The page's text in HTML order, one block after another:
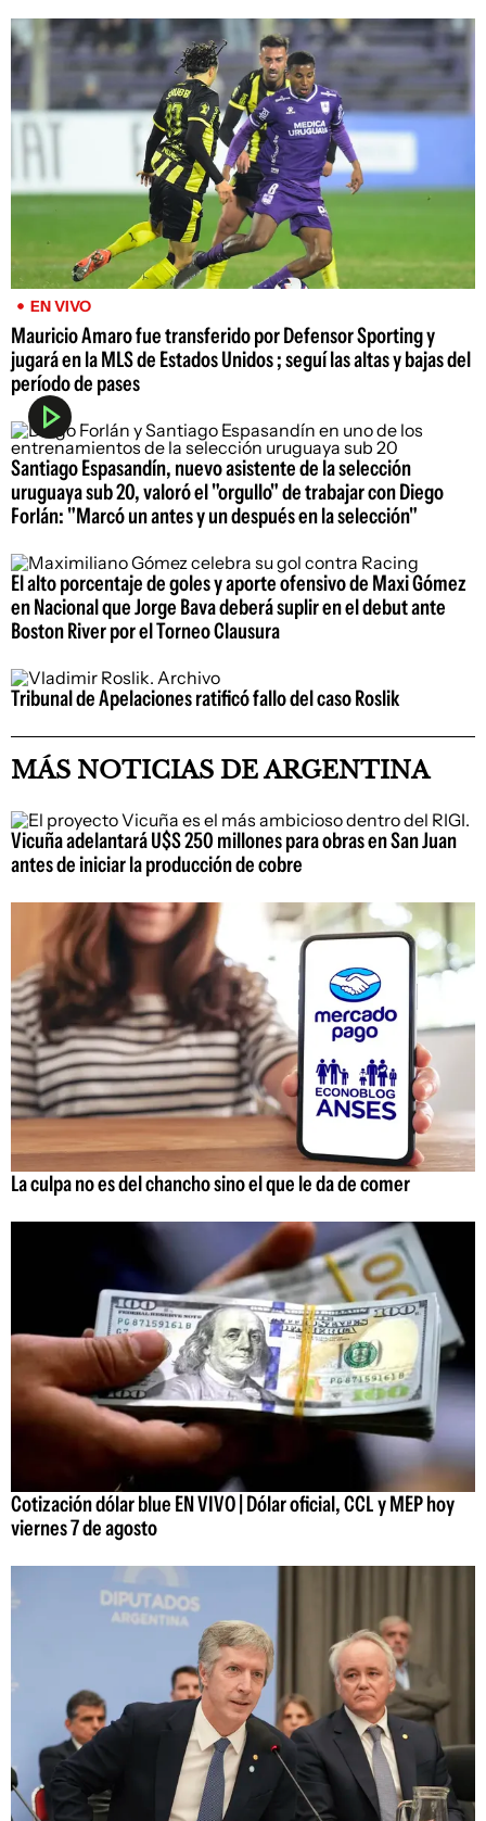
EN VIVO
Mauricio Amaro fue transferido por Defensor Sporting y
jugará en la MLS de Estados Unidos ; seguí las altas y bajas del
período de pases
Santiago Espasandín, nuevo asistente de la selección
uruguaya sub 20, valoró el "orgullo" de trabajar con Diego
Forlán: "Marcó un antes y un después en la selección"
El alto porcentaje de goles y aporte ofensivo de Maxi Gómez
en Nacional que Jorge Bava deberá suplir en el debut ante
Boston River por el Torneo Clausura
Tribunal de Apelaciones ratificó fallo del caso Roslik
MÁS NOTICIAS DE ARGENTINA
Vicuña adelantará U$S 250 millones para obras en San Juan
antes de iniciar la producción de cobre
La culpa no es del chancho sino el que le da de comer
Cotización dólar blue EN VIVO | Dólar oficial, CCL y MEP hoy
viernes 7 de agosto